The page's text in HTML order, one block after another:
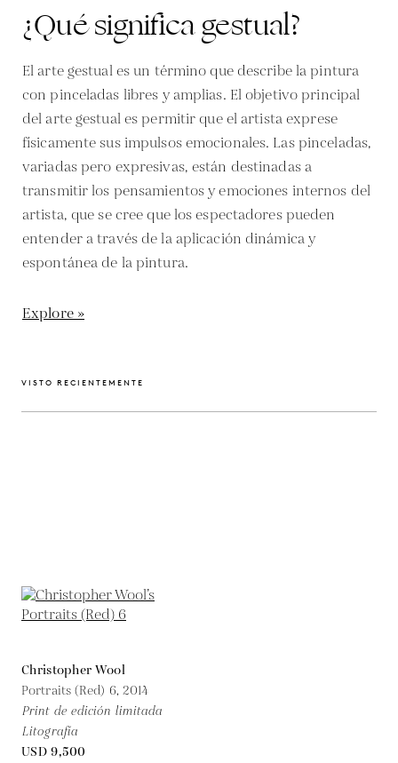
¿Qué significa gestual?
El arte gestual es un término que describe la pintura
con pinceladas libres y amplias. El objetivo principal
del arte gestual es permitir que el artista exprese
físicamente sus impulsos emocionales. Las pinceladas,
variadas pero expresivas, están destinadas a
transmitir los pensamientos y emociones internos del
artista, que se cree que los espectadores pueden
entender a través de la aplicación dinámica y
espontánea de la pintura.
Explore »
VISTO RECIENTEMENTE
Christopher Wool
Portraits (Red) 6, 2014
Print de edición limitada
Litografía
USD 9,500